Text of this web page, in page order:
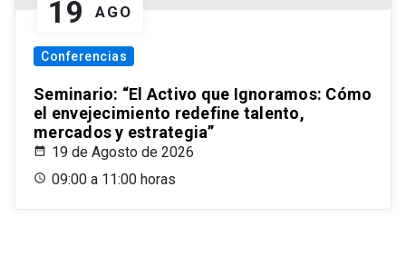
19 AGO
Conferencias
Seminario: “El Activo que Ignoramos: Cómo
el envejecimiento redefine talento,
mercados y estrategia”
19 de Agosto de 2026
09:00 a 11:00 horas